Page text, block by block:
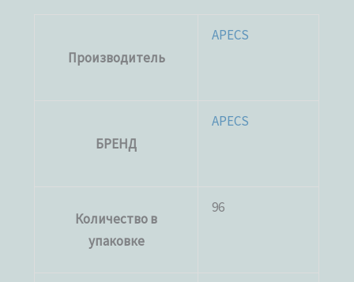
Производитель
APECS
БРЕНД
APECS
Количество в
упаковке
96